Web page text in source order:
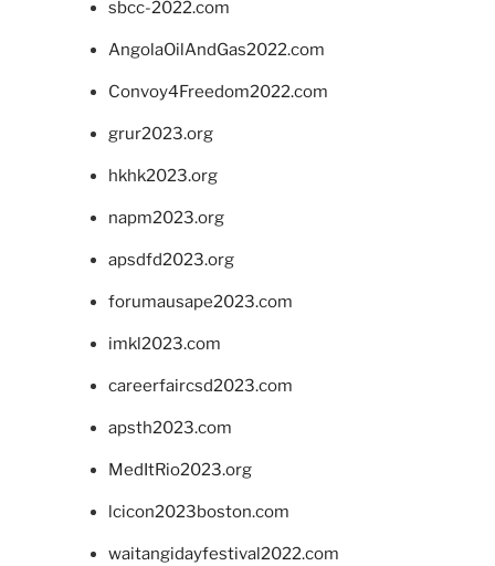
sbcc-2022.com
AngolaOilAndGas2022.com
Convoy4Freedom2022.com
grur2023.org
hkhk2023.org
napm2023.org
apsdfd2023.org
forumausape2023.com
imkl2023.com
careerfaircsd2023.com
apsth2023.com
MedItRio2023.org
lcicon2023boston.com
waitangidayfestival2022.com